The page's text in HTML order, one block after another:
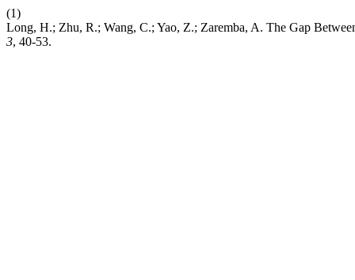
(1)
Long, H.; Zhu, R.; Wang, C.; Yao, Z.; Zaremba, A. The Gap
3, 40-53.